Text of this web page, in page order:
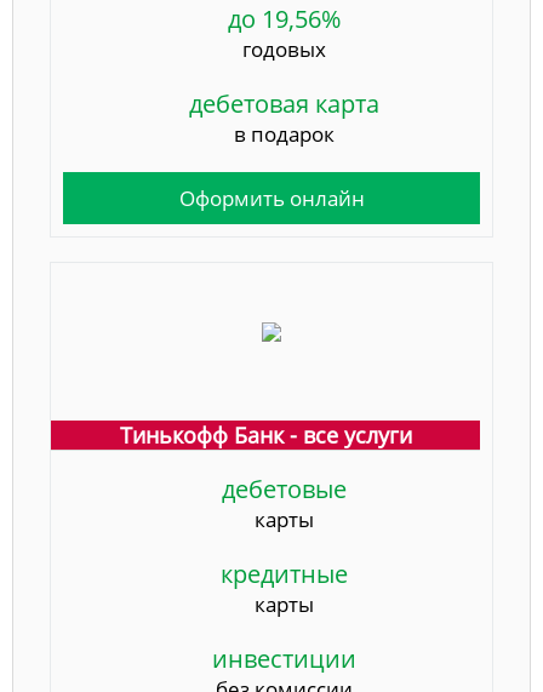
до 19,56%
годовых
дебетовая карта
в подарок
Оформить онлайн
Тинькофф Банк - все услуги
дебетовые
карты
кредитные
карты
инвестиции